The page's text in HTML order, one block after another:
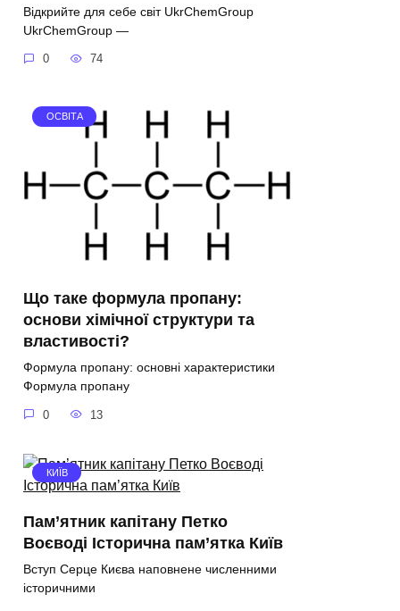
Відкрийте для себе світ UkrChemGroup
UkrChemGroup —
0 74
ОСВІТА
Що таке формула пропану:
основи хімічної структури та
властивості?
Формула пропану: основні характеристики
Формула пропану
0 13
КИЇВ
Пам’ятник капітану Петко
Воєводі Історична пам’ятка Київ
Вступ Серце Києва наповнене численними
історичними